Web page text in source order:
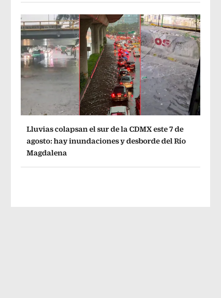
Lluvias colapsan el sur de la CDMX este 7 de
agosto: hay inundaciones y desborde del Río
Magdalena